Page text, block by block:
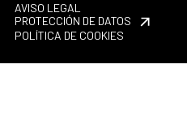
AVISO LEGAL
PROTECCIÓN DE DATOS
POLÍTICA DE COOKIES